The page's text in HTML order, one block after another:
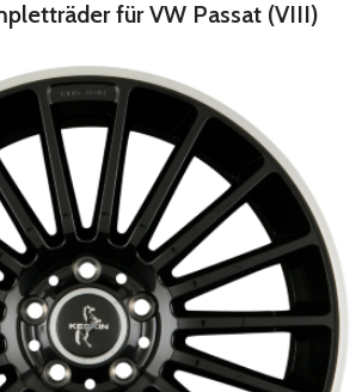
für VW Passat (VIII)